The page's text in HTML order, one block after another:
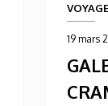
19 mars